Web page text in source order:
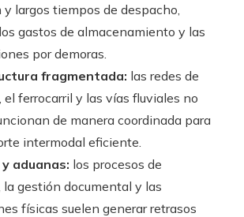
y largos tiempos de despacho,
gastos de almacenamiento y las
por demoras.
fragmentada: las redes de
el ferrocarril y las vías fluviales no
de manera coordinada para
intermodal eficiente.
aduanas: los procesos de
la gestión documental y las
físicas suelen generar retrasos